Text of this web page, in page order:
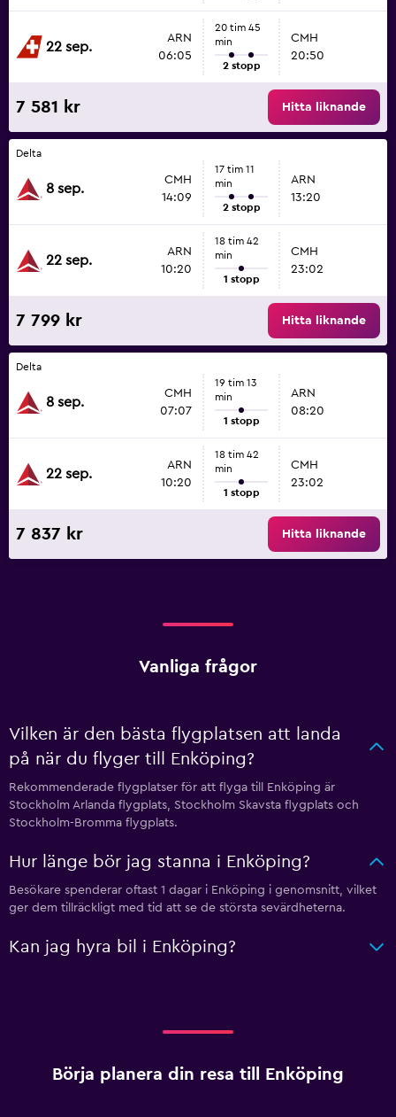
22 sep.
ARN
06:05
20 tim 45
min
2 stopp
CMH
20:50
7 581 kr Hitta liknande
Delta
8 sep.
CMH
14:09
17 tim 11
min
2 stopp
ARN
13:20
22 sep.
ARN
10:20
18 tim 42
min
1 stopp
CMH
23:02
7 799 kr Hitta liknande
Delta
8 sep.
CMH
07:07
19 tim 13
min
1 stopp
ARN
08:20
22 sep.
ARN
10:20
18 tim 42
min
1 stopp
CMH
23:02
7 837 kr Hitta liknande
Vanliga frågor
Vilken är den bästa flygplatsen att landa
på när du flyger till Enköping?
Rekommenderade flygplatser för att flyga till Enköping är
Stockholm Arlanda flygplats, Stockholm Skavsta flygplats och
Stockholm-Bromma flygplats.
Hur länge bör jag stanna i Enköping?
Besökare spenderar oftast 1 dagar i Enköping i genomsnitt, vilket
ger dem tillräckligt med tid att se de största sevärdheterna.
Kan jag hyra bil i Enköping?
Börja planera din resa till Enköping